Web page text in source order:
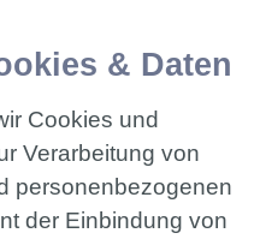
& Daten
Cookies und
Verarbeitung von
personenbezogenen
der Einbindung von